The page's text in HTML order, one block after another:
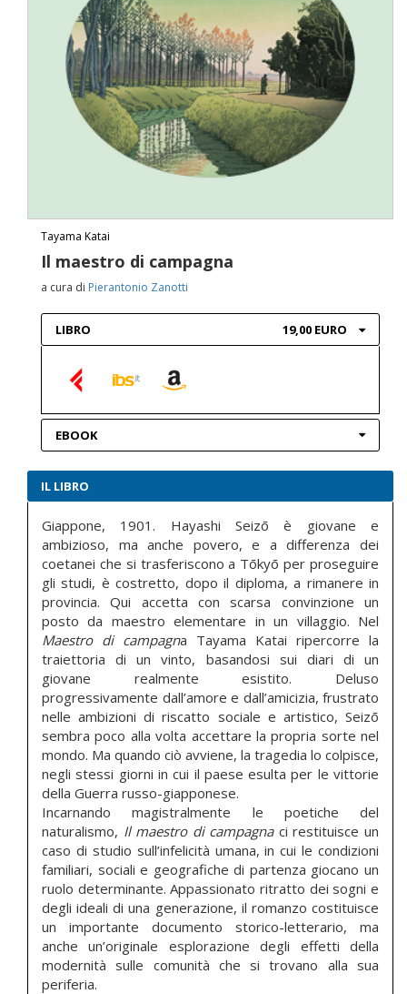
Tayama Katai
Il maestro di campagna
a cura di Pierantonio Zanotti
LIBRO 19,00 EURO
EBOOK
IL LIBRO
Giappone, 1901. Hayashi Seizō è giovane e
ambizioso, ma anche povero, e a differenza dei
coetanei che si trasferiscono a Tōkyō per proseguire
gli studi, è costretto, dopo il diploma, a rimanere in
provincia. Qui accetta con scarsa convinzione un
posto da maestro elementare in un villaggio. Nel
Maestro di campagna Tayama Katai ripercorre la
traiettoria di un vinto, basandosi sui diari di un
giovane realmente esistito. Deluso
progressivamente dall’amore e dall’amicizia, frustrato
nelle ambizioni di riscatto sociale e artistico, Seizō
sembra poco alla volta accettare la propria sorte nel
mondo. Ma quando ciò avviene, la tragedia lo colpisce,
negli stessi giorni in cui il paese esulta per le vittorie
della Guerra russo-giapponese.
Incarnando magistralmente le poetiche del
naturalismo, Il maestro di campagnaci restituisce un
caso di studio sull’infelicità umana, in cui le condizioni
familiari, sociali e geografiche di partenza giocano un
ruolo determinante. Appassionato ritratto dei sogni e
degli ideali di una generazione, il romanzo costituisce
un importante documento storico-letterario, ma
anche un’originale esplorazione degli effetti della
modernità sulle comunità che si trovano alla sua
periferia.